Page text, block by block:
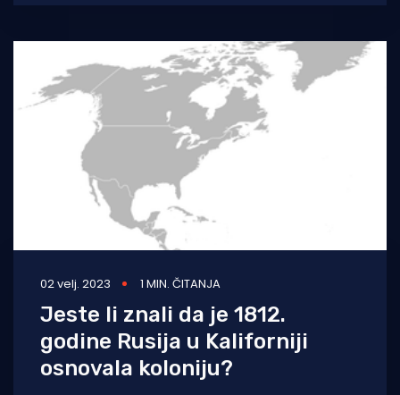
02 velj. 2023 1 MIN. ČITANJA
Jeste li znali da je 1812.
godine Rusija u Kaliforniji
osnovala koloniju?